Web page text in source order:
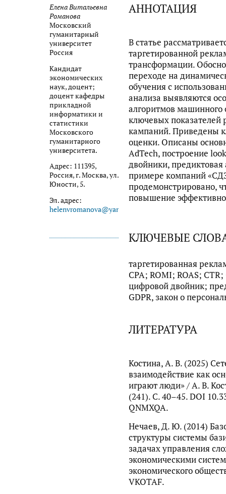
Елена Витальевна
Романова
Московский
гуманитарный
университет
Россия
Кандидат
экономических
наук, доцент;
доцент кафедры
прикладной
информатики и
статистики
Московского
гуманитарного
университета.
Адрес: 111395,
Россия, г. Москва, ул.
Юности, 5.
Эл. адрес:
helenvromanova@yandex.ru
АННОТАЦИЯ
В статье
таргетированной
трансформации.
переходе на
обучения с
анализа выявляются
алгоритмов
ключевых показателей
кампаний. Приведены
оценки. Описаны
AdTech, построение
двойники,
примере компаний
продемонстрировано,
повышение
КЛЮЧЕВЫЕ
таргетированная
CPA; ROMI; ROAS;
цифровой двойник;
GDPR, закон о
ЛИТЕРАТУРА
Костина, А. В. (2025)
взаимодействие как
играют люди» / А. В.
(241). С. 40–45. DOI
QNMXQA.
Нечаев, Д. Ю. (2014)
структуры системы
задачах управления
экономическими
экономического
VKOTAF.